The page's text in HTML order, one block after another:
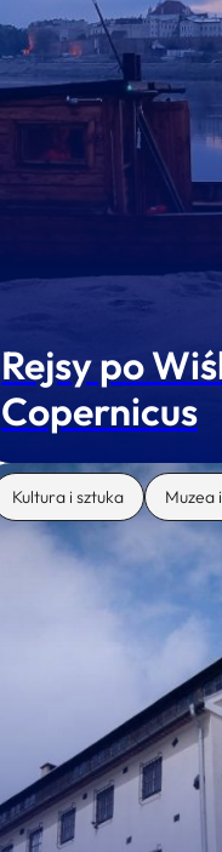
Rejsy po
Copernicus
Kultura i sztuka Muzea